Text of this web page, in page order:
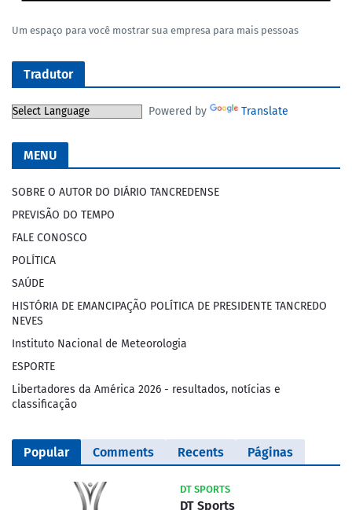
Um espaço para você mostrar sua empresa para mais pessoas
Tradutor
Powered by Translate
MENU
SOBRE O AUTOR DO DIÁRIO TANCREDENSE
PREVISÃO DO TEMPO
FALE CONOSCO
POLÍTICA
SAÚDE
HISTÓRIA DE EMANCIPAÇÃO POLÍTICA DE PRESIDENTE TANCREDO
NEVES
Instituto Nacional de Meteorologia
ESPORTE
Libertadores da América 2026 - resultados, notícias e
classificação
Popular Comments Recents Páginas
DT SPORTS
DT Sports